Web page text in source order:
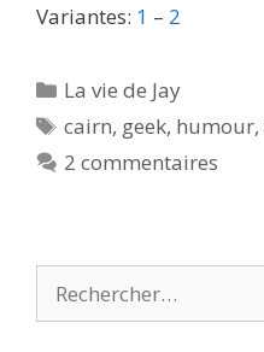
Variantes: 1 – 2
Catégories
La vie de Jay
Étiquettes
cairn, geek, humour,
2 commentaires